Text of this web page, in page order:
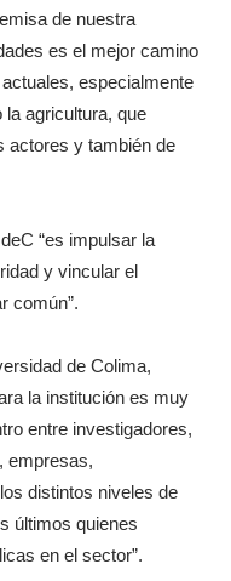
de nuestra
es el mejor camino
especialmente
agricultura, que
actores y también de
“es impulsar la
y vincular el
común”.
de Colima,
la institución es muy
entre investigadores,
empresas,
distintos niveles de
últimos quienes
en el sector”.